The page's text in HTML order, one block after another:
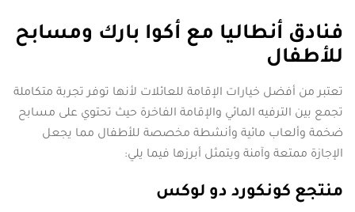
فنادق أنطاليا مع أكوا بارك ومسابح
للأطفال
تعتبر من أفضل خيارات الإقامة للعائلات لأنها توفر تجربة متكاملة
تجمع بين الترفيه المائي والإقامة الفاخرة حيث تحتوي على مسابح
ضخمة وألعاب مائية وأنشطة مخصصة للأطفال مما يجعل
الإجازة ممتعة وآمنة ويتمثل أبرزها فيما يلي:
منتجع كونكورد دو لوكس